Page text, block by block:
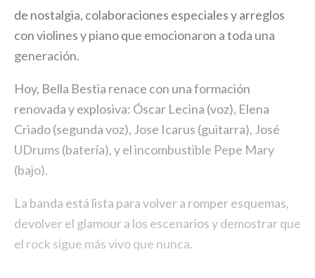
de nostalgia, colaboraciones especiales y arreglos
con violines y piano que emocionaron a toda una
generación.
Hoy, Bella Bestia renace con una formación
renovada y explosiva: Óscar Lecina (voz), Elena
Criado (segunda voz), Jose Icarus (guitarra), José
UDrums (batería), y el incombustible Pepe Mary
(bajo).
La banda está lista para volver a romper esquemas,
devolver el glamour a los escenarios y demostrar que
el rock sigue más vivo que nunca.